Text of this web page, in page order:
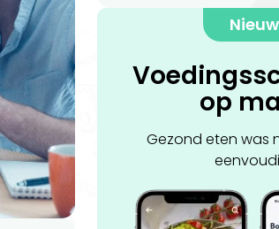
Nieuw
op
Gezond eten was